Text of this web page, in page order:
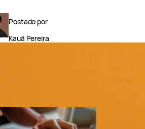
Postado por
Kauã Pereira